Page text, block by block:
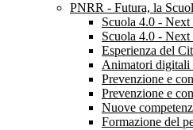
PNRR - Futura, la
Scuola 4.0 - Next
Scuola 4.0 -
Esperienza del
Animatori digitali
Prevenzione e
Prevenzione e
Nuove
Formazione del